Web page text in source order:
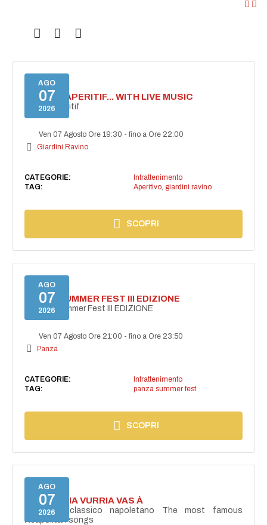
AGO
07
2026
SECRET APERITIF... WITH LIVE MUSIC
Secret aperitif
Ven 07 Agosto Ore 19:30 -fino a Ore 22:00
Giardini Ravino
CATEGORIE:
Intrattenimento
TAG:
Aperitivo, giardini ravino
SCOPRI
AGO
07
2026
PANZA SUMMER FEST III EDIZIONE
PANZA Summer Fest III EDIZIONE
Ven 07 Agosto Ore 21:00 -fino a Ore 23:50
Panza
CATEGORIE:
Intrattenimento
TAG:
panza summer fest
SCOPRI
AGO
07
2026
I'TE VURRIA VURRIA VAS À
Concerto classico napoletano The most famous
Neapolitan songs